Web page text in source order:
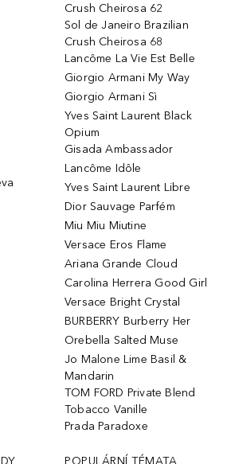
Crush Cheirosa 62
Sol de Janeiro Brazilian
Crush Cheirosa 68
Lancôme La Vie Est Belle
Giorgio Armani My Way
Giorgio Armani Sì
Yves Saint Laurent Black
Opium
Gisada Ambassador
Lancôme Idôle
Yves Saint Laurent Libre
Dior Sauvage Parfém
Miu Miu Miutine
Versace Eros Flame
Ariana Grande Cloud
Carolina Herrera Good Girl
Versace Bright Crystal
BURBERRY Burberry Her
Orebella Salted Muse
Jo Malone Lime Basil &
Mandarin
TOM FORD Private Blend
Tobacco Vanille
Prada Paradoxe
POPULÁRNÍ TÉMATA